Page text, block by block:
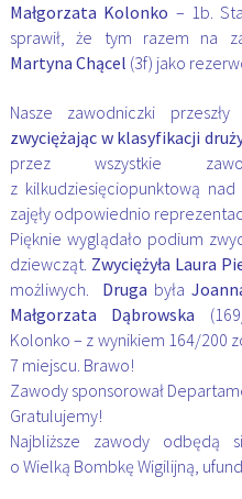
Małgorzata Kolonko – 1b.
sprawił, że tym razem na
Martyna Chącel (3f) jako
Nasze zawodniczki
zwyciężając w klasyfikacji
przez wszystkie
z kilkudziesięciopunktową
zajęły odpowiednio
Pięknie wyglądało podium
dziewcząt. Zwyciężyła Laura
możliwych. Druga była
Małgorzata Dąbrowska
Kolonko – z wynikiem 164/200
7 miejscu. Brawo!
Zawody sponsorował
Gratulujemy!
Najbliższe zawody odbędą
o Wielką Bombkę Wigilijną,